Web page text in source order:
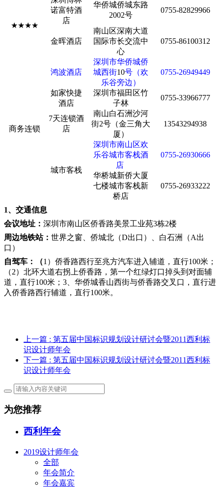
★★★★
诺富特酒
店
华侨城侨城东路
2002号
0755-82829966
金晖酒店
南山区深南大道
国际市长交流中
心
0755-86100312
商务连锁
鸿波酒店
深圳市华侨城侨
城西街10号（欢
乐谷旁边）
0755-26949449
如家快捷
酒店
深圳市福田区竹
子林
0755-33966777
7天连锁酒
店
南山白石洲沙河
街2号（金三角大
厦）
13543294938
城市客栈
深圳市南山区欢
乐谷城市客栈酒
店
0755-26930666
华桥城新侨大厦
七楼城市客栈新
桥店
0755-26933222
1、交通信息
会议地址： 深圳市南山区侨香路美景工业苑3栋2楼
周边地铁站： 世界之窗、侨城北（D出口）、白石洲（A出
口）
自驾车：（1）侨香路西行至兆方汽车进入辅道，直行100米；
（2）北环大道右拐上侨香路，第一个红绿灯口掉头到对面辅
道，直行100米；3、华侨城香山西街与侨香路交叉口，直行进
入侨香路西行辅道，直行100米。
上一篇 : 第五届中国标识规划设计研讨会暨2011西利标
识设计师年会
下一篇 : 第五届中国标识规划设计研讨会暨2011西利标
识设计师年会
为您推荐
西利年会
2019设计师年会
全部
年会简介
年会嘉宾